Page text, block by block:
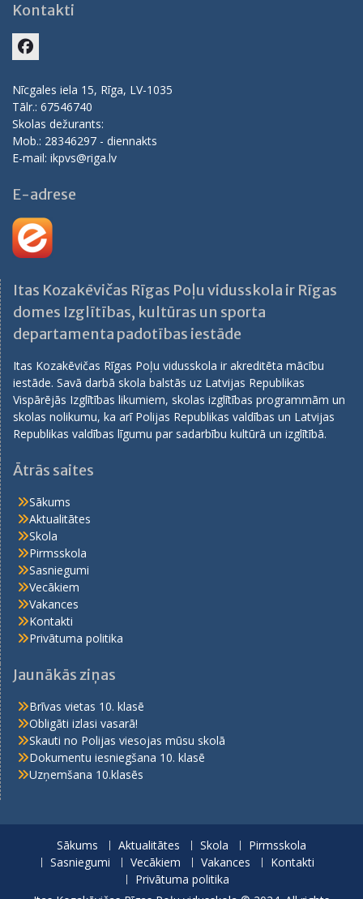
Kontakti
Nīcgales iela 15, Rīga, LV-1035
Tālr.: 67546740
Skolas dežurants:
Mob.: 28346297 - diennakts
E-mail: ikpvs@riga.lv
E-adrese
Itas Kozakēvičas Rīgas Poļu vidusskola ir Rīgas
domes Izglītības, kultūras un sporta
departamenta padotības iestāde
Itas Kozakēvičas Rīgas Poļu vidusskola ir akreditēta mācību
iestāde. Savā darbā skola balstās uz Latvijas Republikas
Vispārējās Izglītības likumiem, skolas izglītības programmām un
skolas nolikumu, ka arī Polijas Republikas valdības un Latvijas
Republikas valdības līgumu par sadarbību kultūrā un izglītībā.
Ātrās saites
Sākums
Aktualitātes
Skola
Pirmsskola
Sasniegumi
Vecākiem
Vakances
Kontakti
Privātuma politika
Jaunākās ziņas
Brīvas vietas 10. klasē
Obligāti izlasi vasarā!
Skauti no Polijas viesojas mūsu skolā
Dokumentu iesniegšana 10. klasē
Uzņemšana 10.klasēs
Sākums Aktualitātes Skola
Pirmsskola
Sasniegumi
Vecākiem Vakances
Kontakti
Privātuma politika